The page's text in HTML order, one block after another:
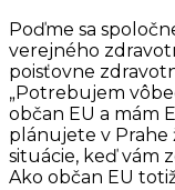
Poďme sa
verejného
poisťovne
„Potrebujem
občan EU a mám
plánujete v Prahe
situácie, keď vám
Ako občan EU